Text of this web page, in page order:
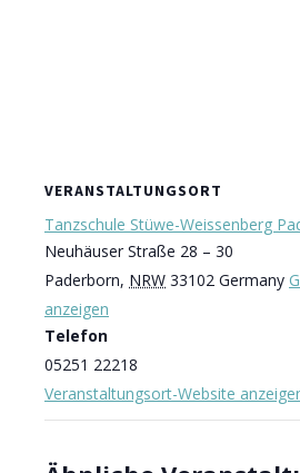
VERANSTALTUNGSORT
Tanzschule Stüwe-Weissenberg
Neuhäuser Straße 28 – 30
Paderborn, NRW 33102 Germany
anzeigen
Telefon
05251 22218
Veranstaltungsort-Website